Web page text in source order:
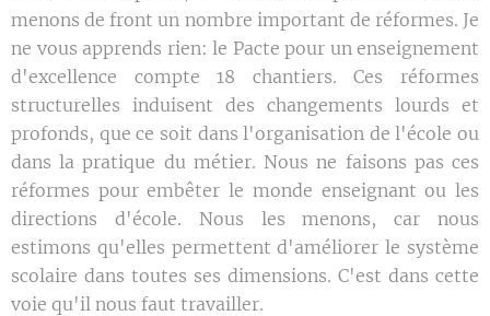
menons de front un nombre important de réformes. Je
ne vous apprends rien: le Pacte pour un enseignement
d'excellence compte 18 chantiers. Ces réformes
structurelles induisent des changements lourds et
profonds, que ce soit dans l'organisation de l'école ou
dans la pratique du métier. Nous ne faisons pas ces
réformes pour embêter le monde enseignant ou les
directions d'école. Nous les menons, car nous
estimons qu'elles permettent d'améliorer le système
scolaire dans toutes ses dimensions. C'est dans cette
voie qu'il nous faut travailler.